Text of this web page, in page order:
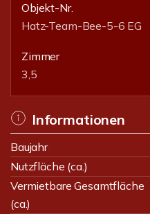
Objekt-Nr.
Hatz-Team-Bee-5-6 EG
Zimmer
3,5
Informationen
Baujahr
Nutzfläche (ca.)
Vermietbare Gesamtfläche
(ca.)